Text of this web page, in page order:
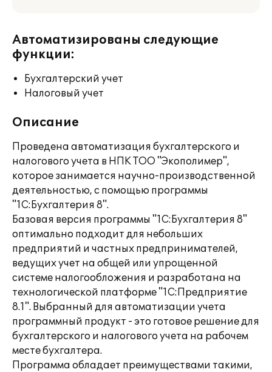
Автоматизированы следующие
функции:
Бухгалтерский учет
Налоговый учет
Описание
Проведена автоматизация бухгалтерского и
налогового учета в НПК ТОО "Экополимер",
которое занимается научно-производственной
деятельностью, с помощью программы
"1С:Бухгалтерия 8".
Базовая версия программы "1С:Бухгалтерия 8"
оптимально подходит для небольших
предприятий и частных предпринимателей,
ведущих учет на общей или упрощенной
системе налогообложения и разработана на
технологической платформе "1С:Предприятие
8.1". Выбранный для автоматизации учета
программный продукт - это готовое решение для
бухгалтерского и налогового учета на рабочем
месте бухгалтера.
Программа обладает преимуществами такими,